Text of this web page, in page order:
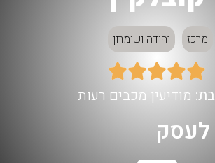
מרכז יהודה ושומרון





מודיעין מכבים רעות
לעסק